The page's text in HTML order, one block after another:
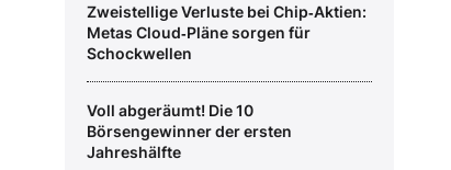
Zweistellige Verluste bei Chip‑Aktien:
Metas Cloud‑Pläne sorgen für
Schockwellen
Voll abgeräumt! Die 10
Börsengewinner der ersten
Jahreshälfte